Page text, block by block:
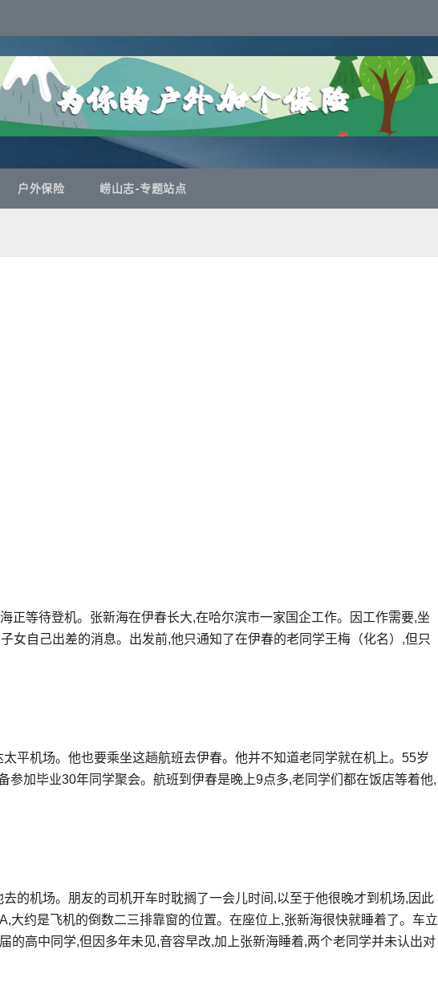
户外保险 崂山志-专题站点
正等待登机。张新海在伊春长大,在哈尔滨市一家国企工作。因工作需要,坐
女自己出差的消息。出发前,他只通知了在伊春的老同学王梅（化名）,但只
平机场。他也要乘坐这趟航班去伊春。他并不知道老同学就在机上。55岁
参加毕业30年同学聚会。航班到伊春是晚上9点多,老同学们都在饭店等着他,
的机场。朋友的司机开车时耽搁了一会儿时间,以至于他很晚才到机场,因此
大约是飞机的倒数二三排靠窗的位置。在座位上,张新海很快就睡着了。车立
的高中同学,但因多年未见,音容早改,加上张新海睡着,两个老同学并未认出对